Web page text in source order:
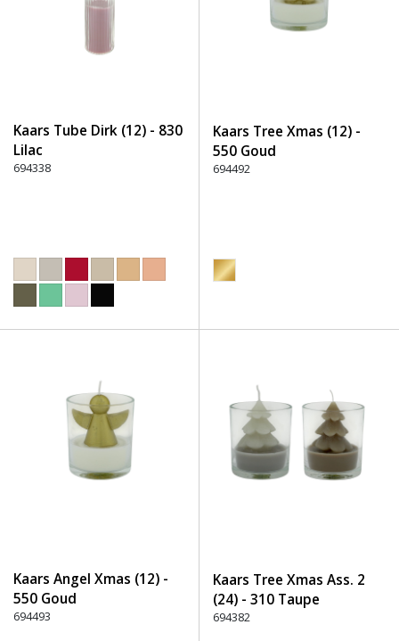
Kaars Tube Dirk (12) - 830
Lilac
694338
Kaars Tree Xmas (12) -
550 Goud
694492
Kaars Angel Xmas (12) -
550 Goud
694493
Kaars Tree Xmas Ass. 2
(24) - 310 Taupe
694382